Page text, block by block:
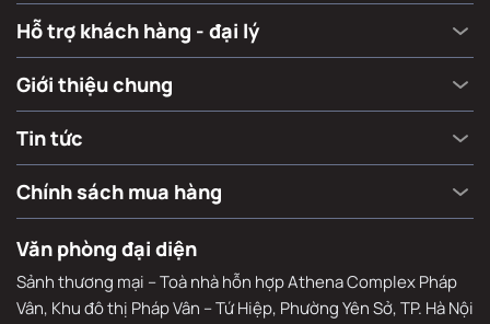
cskh@mutosi.com
Chính sách mua hàng